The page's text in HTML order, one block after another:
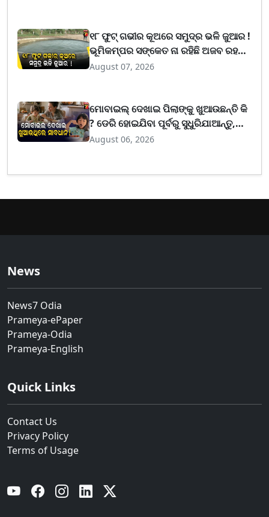
୧୮ ଫୁଟ୍ ଗଭୀର କୂଅରେ ସମୁଦ୍ର ଭଳି ଜୁଆର !
ଭୂମିକମ୍ପର ସଙ୍କେତ ନା ରହିଛି ଅଜବ ରହସ୍ୟ
?
August 07, 2026
ମୋବାଇଲ୍ ଦେଖାଇ ପିଲାଙ୍କୁ ଖୁଆଉଛନ୍ତି କି
? ଡେରି ହୋଇଯିବା ପୂର୍ବରୁ ସୁଧୁରିଯାଆନ୍ତୁ,
ଡାକ୍ତରମାନେ ଦେଲେ ଭୟଙ୍କର ଚେତାବନୀ
August 06, 2026
News
News7 Odia
Prameya-ePaper
Prameya-Odia
Prameya-English
Quick Links
Contact Us
Privacy Policy
Terms of Usage
YouTube Facebook Instagram Linkedin